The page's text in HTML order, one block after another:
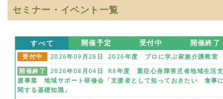
セミナー・イベント一覧
すべて 開催予定 受付中 開催終了
受付中
2026年09月26日 2026年度 プロに学ぶ家族介護教室
開催終了
2026年08月04日 R8年度 重症心身障害児者地域生活
援事業 地域サポート研修会「支援者として知っておきたい 食事
関する基礎知識」